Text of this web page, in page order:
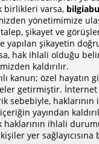
birlikleri varsa,
yönetimimize
şikayet ve
yapılan şikayetin
hak ihlali olduğu
kaldırılır.
kanun; özel hayatın
getirmiştir.
sebebiyle,
yayından
ihlali
yer sağlayıcısına